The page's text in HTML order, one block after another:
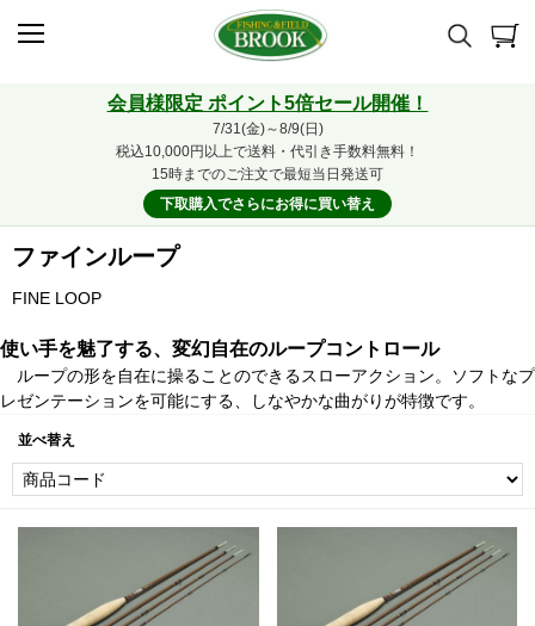
会員様限定 ポイント5倍セール開催！
7/31(金)～8/9(日)
税込10,000円以上で送料・代引き手数料無料！
15時までのご注文で最短当日発送可
下取購入でさらにお得に買い替え
ファインループ
FINE LOOP
使い手を魅了する、変幻自在のループコントロール
ループの形を自在に操ることのできるスローアクション。ソフトなプ
レゼンテーションを可能にする、しなやかな曲がりが特徴です。
並べ替え